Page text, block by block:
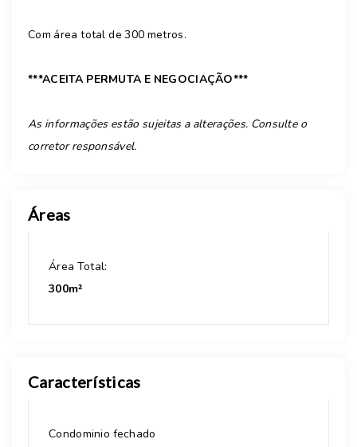
Com área total de 300 metros.
***ACEITA PERMUTA E NEGOCIAÇÃO***
As informações estão sujeitas a alterações. Consulte o
corretor responsável.
Áreas
Área Total:
300m²
Características
Condominio fechado